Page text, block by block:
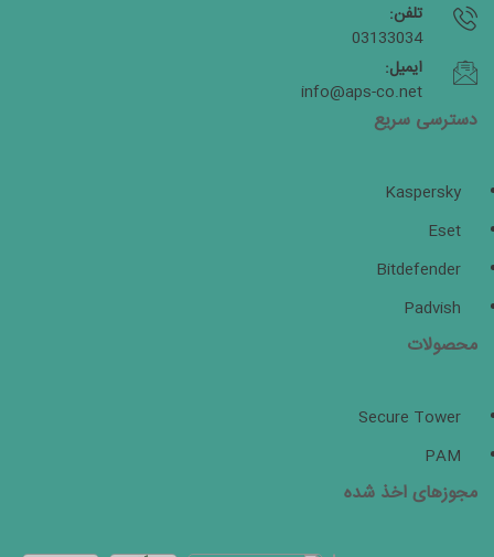
تلفن:
03133034
ایمیل:
info@aps-co.net
دسترسی سریع
Kaspersky
Eset
Bitdefender
Padvish
محصولات
Secure Tower
PAM
مجوزهای اخذ شده